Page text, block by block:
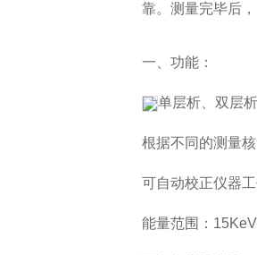
靠。测量完毕后
一、功能：
单层析、双层
根据不同的测量
可自动校正仪器
能量范围：